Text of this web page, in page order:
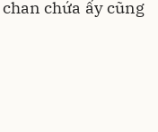
chứa ấy cũng